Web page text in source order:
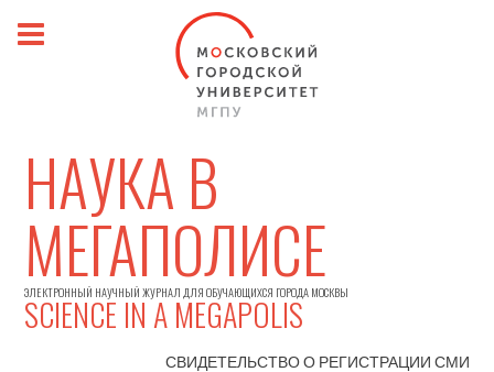
НАУКА В
МЕГАПОЛИСЕ
ЭЛЕКТРОННЫЙ НАУЧНЫЙ ЖУРНАЛ ДЛЯ ОБУЧАЮЩИХСЯ ГОРОДА МОСКВЫ
SCIENCE IN A MEGAPOLIS
СВИДЕТЕЛЬСТВО О РЕГИСТРАЦИИСМИ